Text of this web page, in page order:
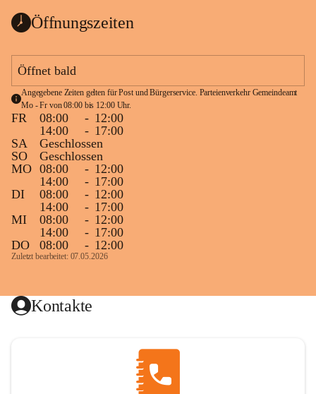
Öffnungszeiten
Öffnet bald
Angegebene Zeiten gelten für Post und Bürgerservice. Parteienverkehr Gemeindeamt
Mo - Fr von 08:00 bis 12:00 Uhr.
FR 08:00 - 12:00
14:00
- 17:00
SA
Geschlossen
SO
Geschlossen
MO 08:00 - 12:00
14:00
- 17:00
DI
08:00 - 12:00
14:00
- 17:00
MI
08:00 - 12:00
14:00
- 17:00
DO
08:00 - 12:00
Zuletzt bearbeitet: 07.05.2026
Kontakte